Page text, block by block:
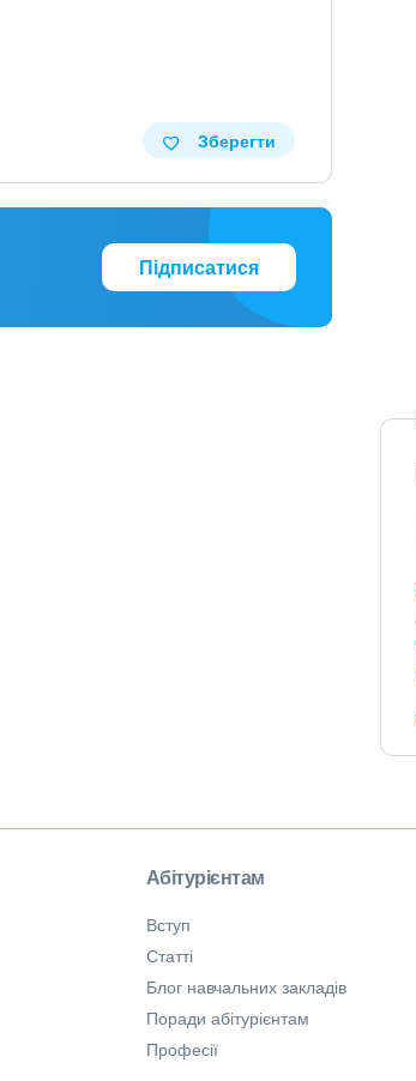
Зберегти
Підписатися
Абітурієнтам
Вступ
Статті
Блог навчальних закладів
Поради абітурієнтам
Професії